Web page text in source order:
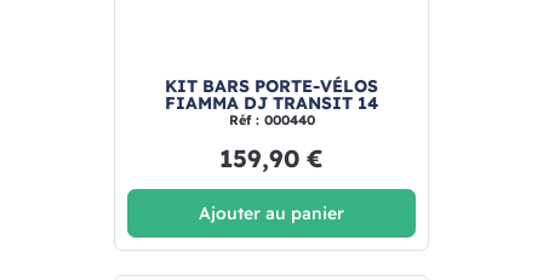
KIT BARS PORTE-VÉLOS
FIAMMA DJ TRANSIT 14
Réf : 000440
159,90 €
Ajouter au panier